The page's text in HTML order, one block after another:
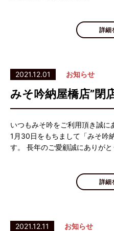
詳細
2021.12.01 お知らせ
みそ吟納屋橋店”閉
いつもみそ吟をご利用頂き誠に
1月30日をもちまして「みそ吟
す。 長年のご愛顧誠にありがと
詳細
2021.12.11 お知らせ